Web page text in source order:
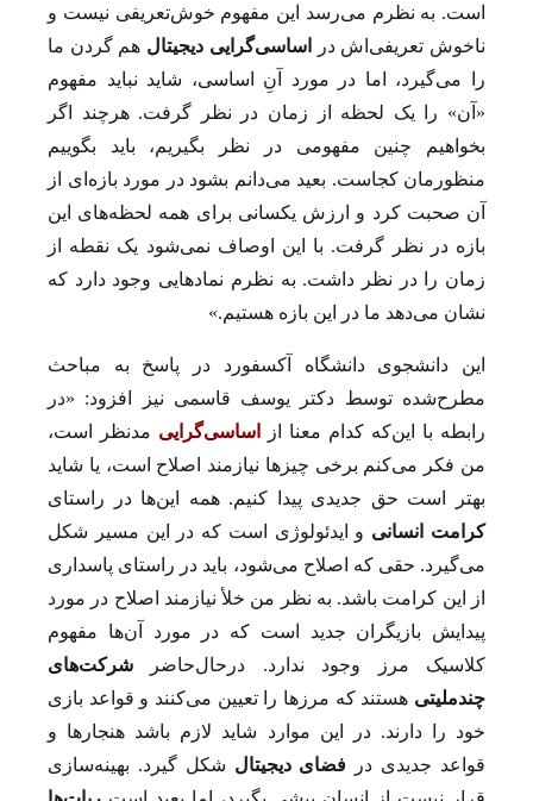
است. به نظرم می‌رسد این مفهوم خوش‌تعریفی نیست و
ناخوش تعریفی‌اش در
اساسی‌‌‌‌‌‌گرایی دیجیتال هم گردن ما
را می‌گیرد، اما در مورد آنِ اساسی، شاید نباید مفهوم
«آن» را یک لحظه از زمان در نظر گرفت. هرچند اگر
بخواهیم چنین مفهومی در نظر بگیریم، باید بگوییم
منظورمان کجاست. بعید می‌دانم بشود در مورد بازه‌ای از
آن صحبت کرد و ارزش یکسانی برای همه لحظه‌های این
بازه در نظر گرفت. با این اوصاف نمی‌شود یک نقطه از
زمان را در نظر داشت. به نظرم نمادهایی وجود دارد که
نشان می‌دهد ما در این بازه هستیم.»
این دانشجوی دانشگاه آکسفورد در پاسخ به مباحث
مطرح‌شده توسط دکتر یوسف قاسمی نیز افزود: «در
رابطه با این‌که کدام معنا از
اساسی‌گرایی مدنظر است،
من فکر می‌کنم برخی چیزها نیازمند اصلاح است، یا شاید
بهتر است حق جدیدی پیدا کنیم. همه این‌ها در راستای
کرامت انسانی و ایدئولوژی است که در این مسیر شکل
می‌گیرد. حقی که اصلاح می‌شود، باید در راستای پاسداری
از این کرامت باشد. به نظر من خلأ نیازمند اصلاح در مورد
پیدایش بازیگران جدید است که در مورد آن‌ها مفهوم
کلاسیک مرز وجود ندارد. درحال‌حاضر شرکت‌های
چندملیتی هستند که مرزها را تعیین می‌کنند و قواعد بازی
خود را دارند. در این موارد شاید لازم باشد هنجارها و
قواعد جدیدی در فضای دیجیتال شکل گیرد. بهینه‌سازی